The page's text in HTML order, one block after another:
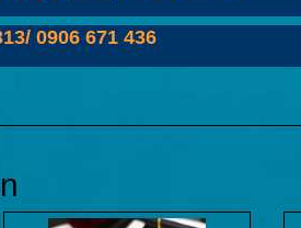
0906 671 436